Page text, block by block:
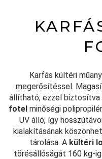
Karfás kültéri
megerősítéssel.
állítható, ezzel biztosítva
fotel minőségi
UV álló, így
kialakításának
tárolása. A kültéri
törésállóságát 160 kg-